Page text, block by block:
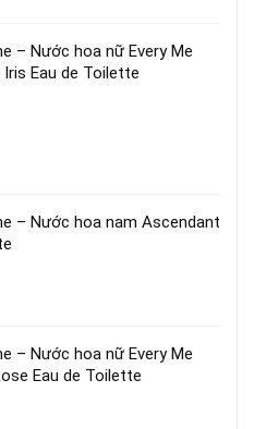
– Nước hoa nữ Every Me
Iris Eau de Toilette
– Nước hoa nam Ascendant
– Nước hoa nữ Every Me
Eau de Toilette